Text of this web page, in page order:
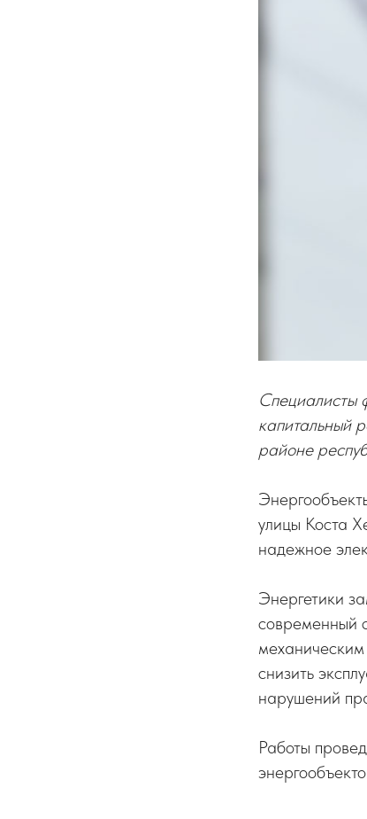
Специалисты
капитальный
районе
улицы Коста
надежное
Энергетики
современный
снизить
нарушений
Работы